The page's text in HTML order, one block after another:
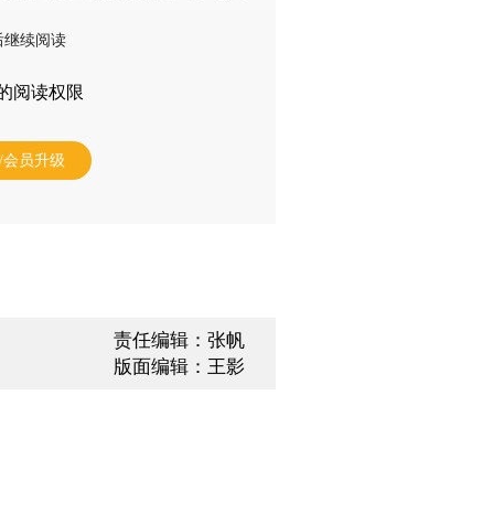
继续阅读
阅读权限
员升级
责任编辑：张帆
版面编辑：王影